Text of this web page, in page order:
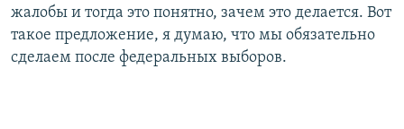
жалобы и тогда это понятно, зачем это делается. Вот
такое предложение, я думаю, что мы обязательно
сделаем после федеральных выборов.